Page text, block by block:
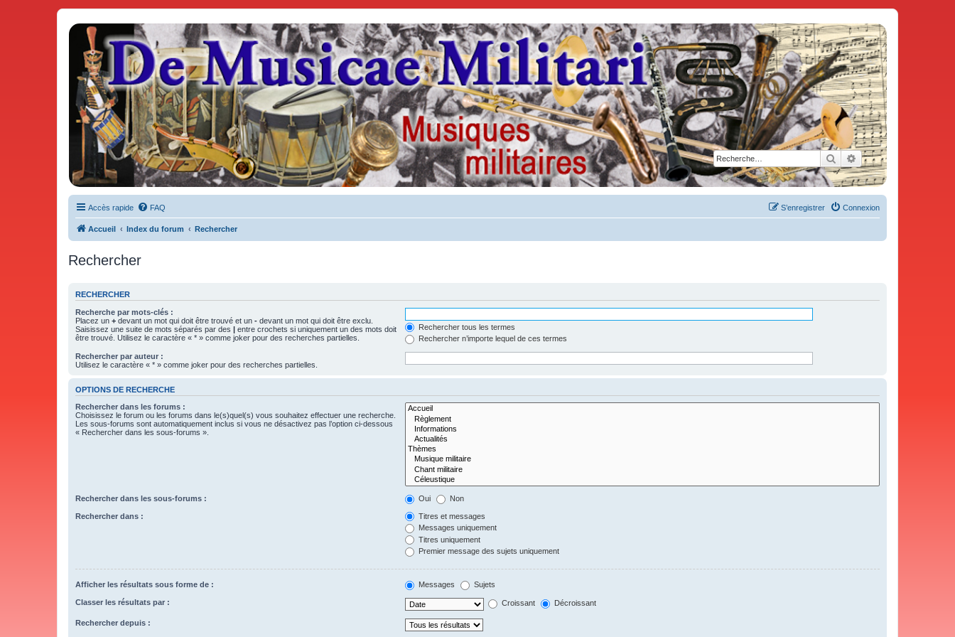
Rechercher
Recherche avancée
De Musicae Militari - Forums
Forums de discussions
Accès rapide FAQ Connexion
S’enregistrer
Accueil Index du forum Rechercher
Rechercher
RECHERCHER
Recherche par mots-clés :
Placez un + devant un mot qui doit être trouvé et un - devant un mot qui doit être exclu.
Saisissez une suite de mots séparés par des | entre crochets si uniquement un des mots doit
être trouvé. Utilisez le caractère « * » comme joker pour des recherches partielles.
Rechercher tous les termes
Rechercher n’importe lequel de ces termes
Rechercher par auteur :
Utilisez le caractère « * » comme joker pour des recherches partielles.
OPTIONS DE RECHERCHE
Rechercher dans les forums :
Choisissez le forum ou les forums dans le(s)quel(s) vous souhaitez effectuer une recherche.
Les sous-forums sont automatiquement inclus si vous ne désactivez pas l’option ci-dessous
« Rechercher dans les sous-forums ».
Rechercher dans les sous-forums : Oui Non
Rechercher dans :
Titres et messages
Messages uniquement
Titres uniquement
Premier message des sujets uniquement
Afficher les résultats sous forme de : Messages Sujets
Classer les résultats par : Croissant Décroissant
Rechercher depuis :